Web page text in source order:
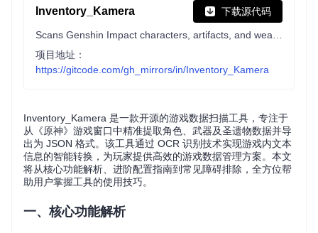
Inventory_Kamera 下载源代码
项目地址：
https://gitcode.com/gh_mirrors/in/Inventory_Kamera
Inventory_Kamera 是一款开源的游戏数据扫描工具，专注于
从《原神》游戏窗口中精准提取角色、武器及圣遗物数据并导
出为 JSON 格式。该工具通过 OCR 识别技术实现游戏内文本
信息的智能转换，为玩家提供高效的游戏数据管理方案。本文
将从核心功能解析、进阶配置指南到常见障碍排除，全方位帮
助用户掌握工具的使用技巧。
一、核心功能解析